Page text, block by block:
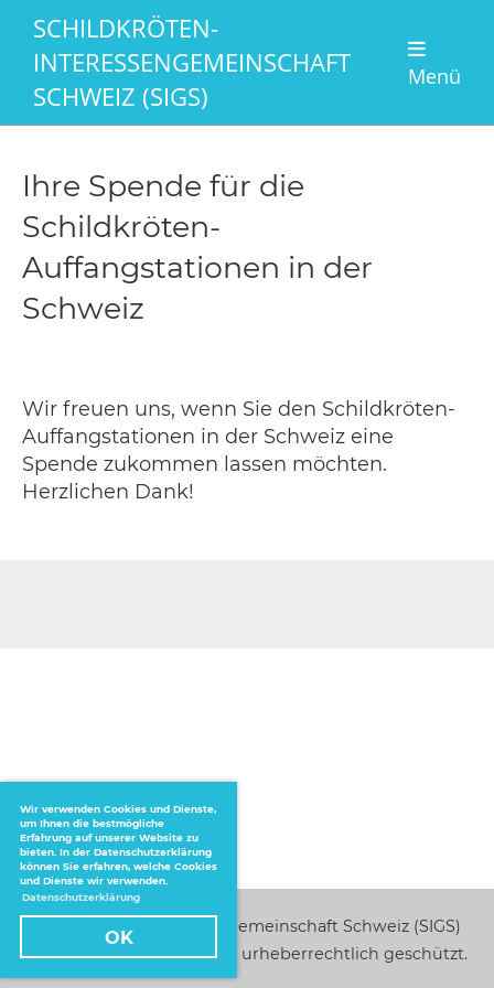
Wir verwenden Cookies und Dienste,
um Ihnen die bestmögliche
Erfahrung auf unserer Website zu
bieten. In der Datenschutzerklärung
können Sie erfahren, welche Cookies
und Dienste wir verwenden.
Datenschutzerklärung
OK
SCHILDKRÖTEN-
INTERESSENGEMEINSCHAFT
SCHWEIZ (SIGS)
Menü
Ihre Spende für die
Schildkröten-
Auffangstationen in der
Schweiz
Wir freuen uns, wenn Sie den Schildkröten-
Auffangstationen in der Schweiz eine
Spende zukommen lassen möchten.
Herzlichen Dank!
Schildkröten-Interessengemeinschaft Schweiz (SIGS)
Alle Bilder und Texte sind urheberrechtlich geschützt.